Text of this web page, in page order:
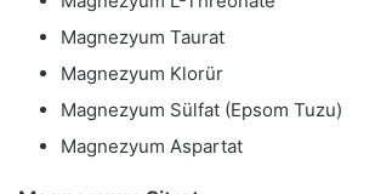
Magnezyum Taurat
Magnezyum Klorür
Magnezyum Sülfat (Epsom Tuzu)
Magnezyum Aspartat